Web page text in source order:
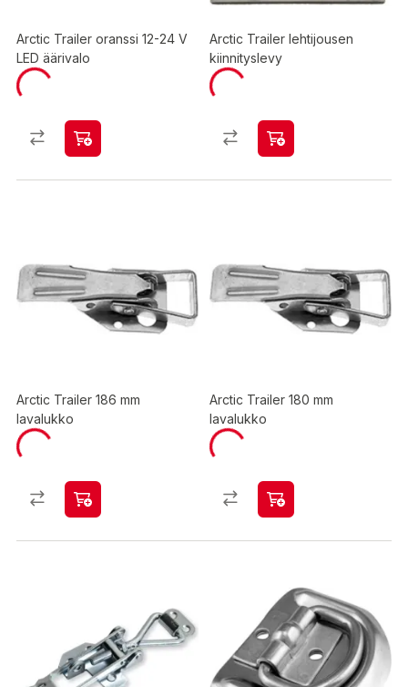
Arctic Trailer oranssi 12-24 V
LED äärivalo
Arctic Trailer lehtijousen
kiinnityslevy
Arctic Trailer 186 mm
lavalukko
Arctic Trailer 180 mm
lavalukko